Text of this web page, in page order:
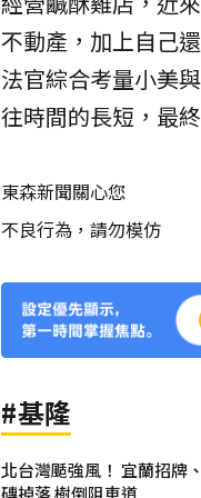
不動產，加上自己
法官綜合考量小美
往時間的長短，最
東森新聞關心您
不良行為，請勿模仿
#基隆
北台灣颳強風！ 宜蘭招牌
磚掉落 樹倒阻車道